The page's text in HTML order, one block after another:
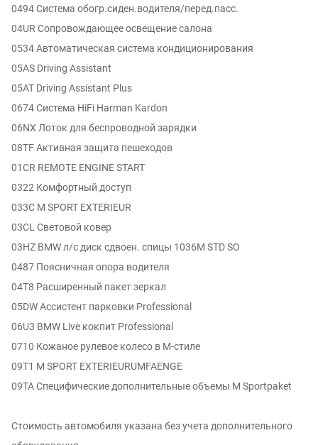
0494 Система обогр.сиден.водителя/перед.пасс.
04UR Сопровождающее освещение салона
0534 Автоматическая система кондиционирования
05AS Driving Assistant
05AT Driving Assistant Plus
0674 Система HiFi Harman Kardon
06NX Лоток для беспроводной зарядки
08TF Активная защита пешеходов
01CR REMOTE ENGINE START
0322 Комфортный доступ
033C M SPORT EXTERIEUR
03CL Световой ковер
03HZ BMW л/с диск сдвоен. спицы 1036M STD SO
0487 Поясничная опора водителя
04T8 Расширенный пакет зеркал
05DW Ассистент парковки Professional
06U3 BMW Live кокпит Professional
0710 Кожаное рулевое колесо в M-стиле
09T1 M SPORT EXTERIEURUMFAENGE
09TA Специфические дополнительные объемы M Sportpaket
Стоимость автомобиля указана без учета дополнительного